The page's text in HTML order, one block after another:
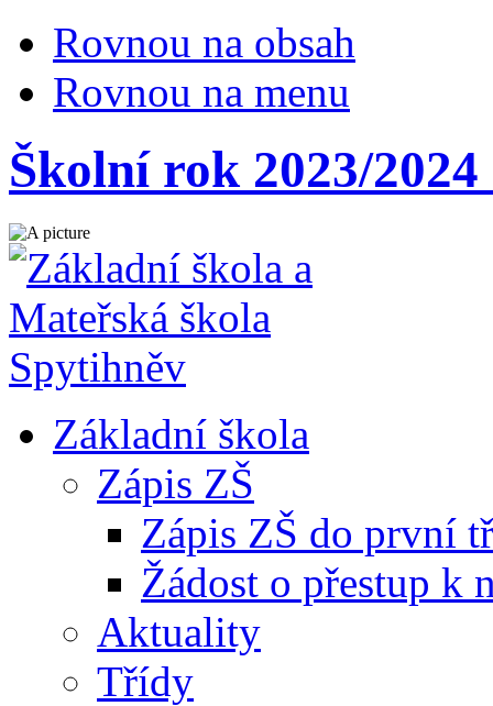
Rovnou na obsah
Rovnou na menu
Školní rok 2023/
Základní škola
Zápis ZŠ
Zápis ZŠ do první
Žádost o přestup k
Aktuality
Třídy